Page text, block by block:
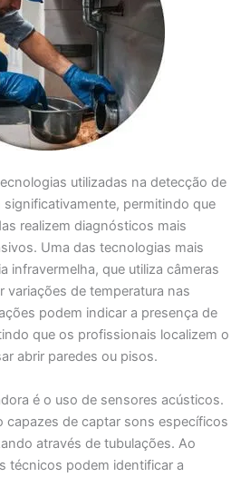
utilizadas na detecção de
permitindo que
realizem diagnósticos mais
Uma das tecnologias mais
infravermelha, que utiliza câmeras
variações de temperatura nas
podem indicar a presença de
que os profissionais localizem o
abrir paredes ou pisos.
é o uso de sensores acústicos.
capazes de captar sons específicos
através de tubulações. Ao
técnicos podem identificar a